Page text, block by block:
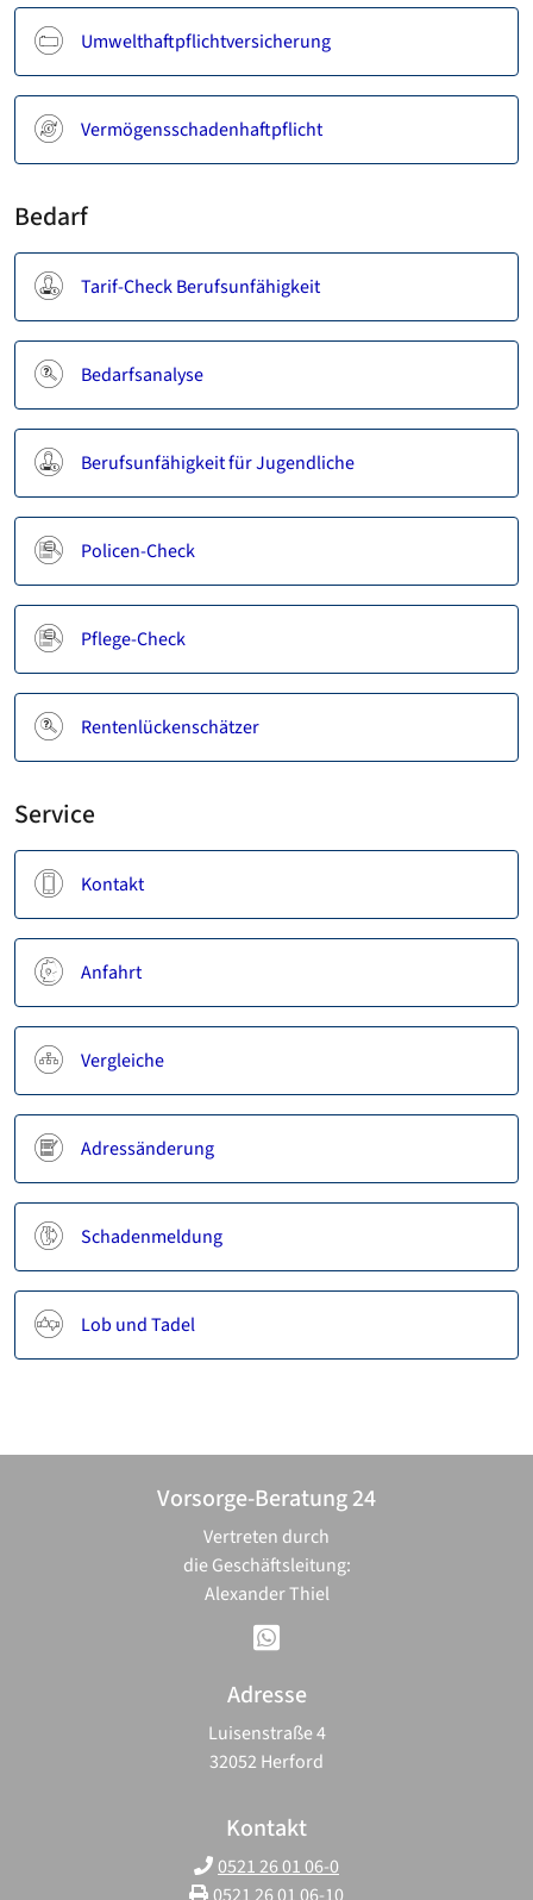
Umwelthaftpflichtversicherung
Vermögensschadenhaftpflicht
Bedarf
Tarif-Check Berufsunfähigkeit
Bedarfsanalyse
Berufsunfähigkeit für Jugendliche
Policen-Check
Pflege-Check
Rentenlückenschätzer
Service
Kontakt
Anfahrt
Vergleiche
Adressänderung
Schadenmeldung
Lob und Tadel
Vorsorge-Beratung 24
Vertreten durch
die Geschäftsleitung:
Alexander Thiel
Adresse
Luisenstraße 4
32052 Herford
Kontakt
0521 26 01 06-0